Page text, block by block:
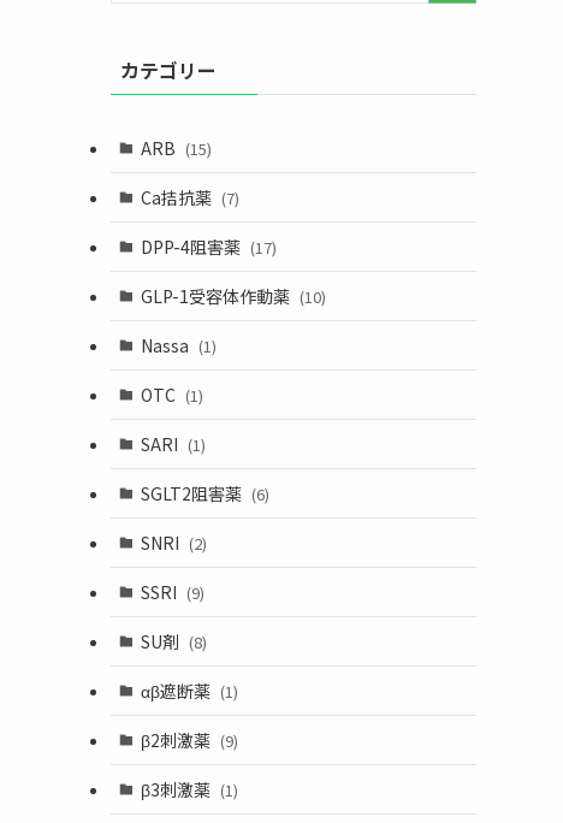
カテゴリー
ARB (15)
Ca拮抗薬 (7)
DPP-4阻害薬 (17)
GLP-1受容体作動薬 (10)
Nassa (1)
OTC (1)
SARI (1)
SGLT2阻害薬 (6)
SNRI (2)
SSRI (9)
SU剤 (8)
αβ遮断薬 (1)
β2刺激薬 (9)
β3刺激薬 (1)